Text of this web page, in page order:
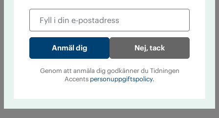
Nej, tack
Genom att anmäla dig godkänner du Tidningen
Accents personuppgiftspolicy.